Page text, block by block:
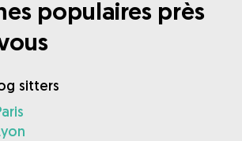
populaires près
sitters